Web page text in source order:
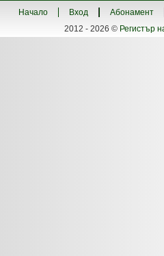
Начало Вход Абонамент
2012 - 2026 © Регистър